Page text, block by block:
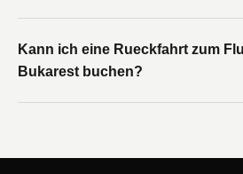
Kann ich eine Rueckfahrt zum
Bukarest buchen?